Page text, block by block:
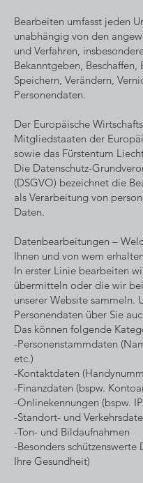
Bearbeiten umfasst jeden
unabhängig von den
und Verfahren,
Bekanntgeben, Beschaffen,
Speichern, Verändern,
Personendaten.
Der Europäische
Mitgliedstaaten der
sowie das Fürstentum
Die Datenschutz-
(DSGVO) bezeichnet die
als Verarbeitung von
Daten.
Datenbearbeitungen –
Ihnen und von wem
In erster Linie bearbeiten
übermitteln oder die wir
unserer Website sammeln.
Personendaten über Sie
Das können folgende
-Personenstammdaten
etc.)
-Kontaktdaten
-Finanzdaten (bspw.
-Onlinekennungen (bspw.
-Standort- und
-Ton- und Bildaufnahmen
-Besonders
Ihre Gesundheit)